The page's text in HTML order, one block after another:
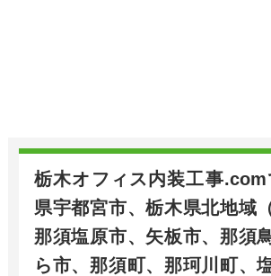
栃木オフィス内装工事
県宇都宮市、栃木県北地域
那須塩原市、矢板市、那須
ら市、那須町、那珂川町、